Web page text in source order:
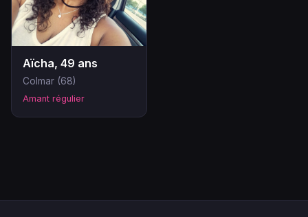
Aïcha, 49 ans
Colmar (68)
Amant régulier